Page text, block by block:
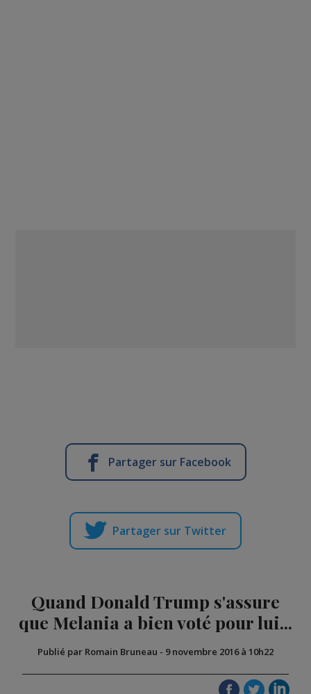
Partager sur Facebook
Partager sur Twitter
Quand Donald Trump s'assure
que Melania a bien voté pour lui...
Publié par Romain Bruneau - 9 novembre 2016 à 10h22